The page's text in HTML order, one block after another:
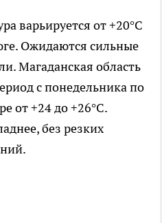
варьируется от +20°C
Ожидаются сильные
Магаданская область
с понедельника по
от +24 до +26°C.
без резких